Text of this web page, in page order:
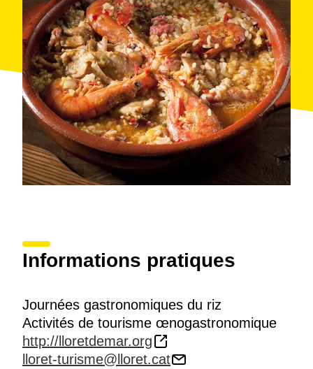
Informations pratiques
Journées gastronomiques du riz
Activités de tourisme œnogastronomique
http://lloretdemar.org
lloret-turisme@lloret.cat